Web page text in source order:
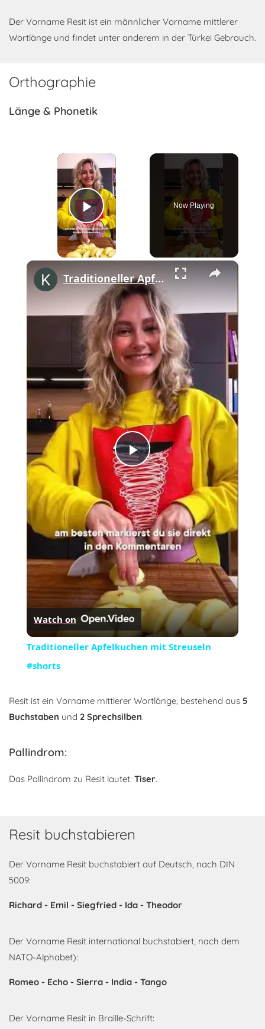
Der Vorname Resit ist ein männlicher Vorname mittlerer
Wortlänge und findet unter anderem in der Türkei Gebrauch.
Orthographie
Länge & Phonetik
×
Play Video
Now Playing
×
Play
Video
Traditioneller Apfelkuchen mit Streuseln #shorts
Watch on
Traditioneller Apfelkuchen mit Streuseln
#shorts
Resit ist ein Vorname mittlerer Wortlänge, bestehend aus 5
Buchstaben und 2 Sprechsilben.
Pallindrom:
Das Pallindrom zu Resit lautet: Tiser.
Resit buchstabieren
Der Vorname Resit buchstabiert auf Deutsch, nach DIN
5009:
Richard - Emil - Siegfried - Ida - Theodor
Der Vorname Resit international buchstabiert, nach dem
NATO-Alphabet):
Romeo - Echo - Sierra - India - Tango
Der Vorname Resit in Braille-Schrift: